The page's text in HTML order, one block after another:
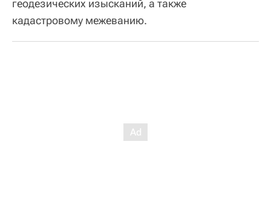
геодезических изысканий, а также
кадастровому межеванию.